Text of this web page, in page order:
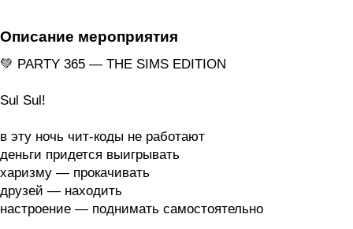
Описание мероприятия
💚 PARTY 365 — THE SIMS EDITION
Sul Sul!
в эту ночь чит-коды не работают
деньги придется выигрывать
харизму — прокачивать
друзей — находить
настроение — поднимать самостоятельно